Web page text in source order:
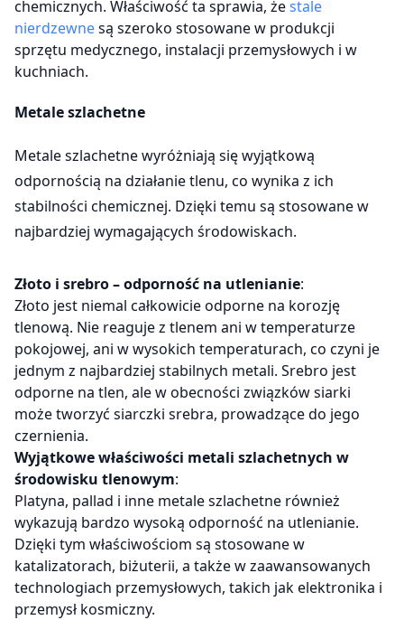
chemicznych. Właściwość ta sprawia, żestale
nierdzewnesą szeroko stosowane w produkcji
sprzętu medycznego, instalacji przemysłowych i w
kuchniach.
Metale szlachetne
Metale szlachetne wyróżniają się wyjątkową
odpornością na działanie tlenu, co wynika z ich
stabilności chemicznej. Dzięki temu są stosowane w
najbardziej wymagających środowiskach.
Złoto i srebro – odporność na utlenianie:
Złoto jest niemal całkowicie odporne na korozję
tlenową. Nie reaguje z tlenem ani w temperaturze
pokojowej, ani w wysokich temperaturach, co czyni je
jednym z najbardziej stabilnych metali. Srebro jest
odporne na tlen, ale w obecności związków siarki
może tworzyć siarczki srebra, prowadzące do jego
czernienia.
Wyjątkowe właściwości metali szlachetnych w
środowisku tlenowym:
Platyna, pallad i inne metale szlachetne również
wykazują bardzo wysoką odporność na utlenianie.
Dzięki tym właściwościom są stosowane w
katalizatorach, biżuterii, a także w zaawansowanych
technologiach przemysłowych, takich jak elektronika i
przemysł kosmiczny.